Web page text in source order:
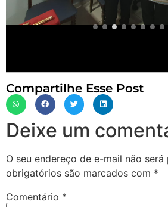
Compartilhe Esse Post
Deixe um
O seu endereço de e-mail não será
obrigatórios são marcados com *
Comentário *